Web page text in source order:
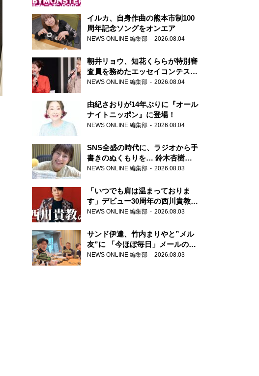
イルカ、自身作曲の熊本市制100
周年記念ソングをオンエア
NEWS ONLINE 編集部 2026.08.04
朝井リョウ、知花くららが特別審
査員を務めたエッセイコンテスト
の特別番組「#いまあなたに伝え
NEWS ONLINE 編集部 2026.08.04
由紀さおりが14年ぶりに『オール
ナイトニッポン』に登場！
NEWS ONLINE 編集部 2026.08.04
SNS全盛の時代に、ラジオから手
書きのぬくもりを… 鈴木杏樹の
直筆はがきが届く！
郵便局
NEWS ONLINE 編集部 2026.08.03
「いつでも肩は温まっておりま
す」デビュー30周年の西川貴教が
『オールナイトニッポン』に登
NEWS ONLINE 編集部 2026.08.03
サンド伊達、竹内まりやと”メル
友”に 「今ほぼ毎日」メールのや
り取り明かす
NEWS ONLINE 編集部 2026.08.03